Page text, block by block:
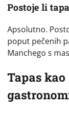
Postoje li
Apsolutno.
poput pečenih
Manchego s
Tapas